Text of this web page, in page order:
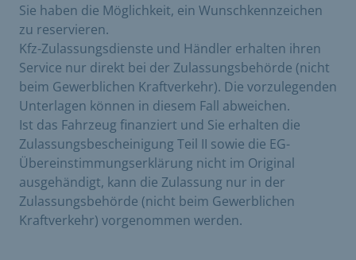
Sie haben die Möglichkeit, ein Wunschkennzeichen
zu reservieren.
Kfz-Zulassungsdienste und Händler erhalten ihren
Service nur direkt bei der Zulassungsbehörde (nicht
beim Gewerblichen Kraftverkehr). Die vorzulegenden
Unterlagen können in diesem Fall abweichen.
Ist das Fahrzeug finanziert und Sie erhalten die
Zulassungsbescheinigung Teil II sowie die EG-
Übereinstimmungserklärung nicht im Original
ausgehändigt, kann die Zulassung nur in der
Zulassungsbehörde (nicht beim Gewerblichen
Kraftverkehr) vorgenommen werden.